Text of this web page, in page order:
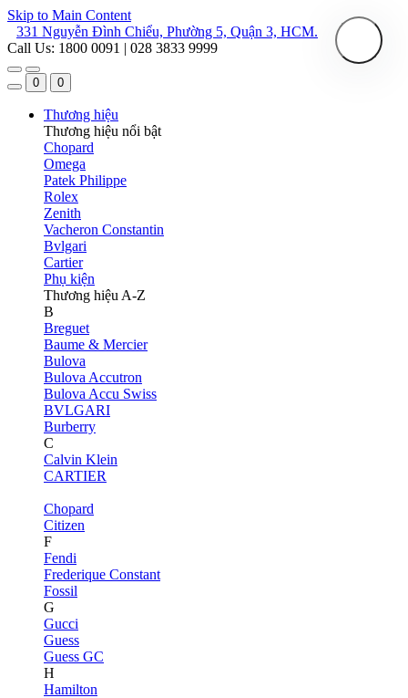
Skip to Main Content
331 Nguyễn Đình Chiểu, Phường 5, Quận 3, HCM.
Call Us: 1800 0091 | 028 3833 9999
0 0
Thương hiệu
Thương hiệu nổi bật
Chopard
Omega
Patek Philippe
Rolex
Zenith
Vacheron Constantin
Bvlgari
Cartier
Phụ kiện
Thương hiệu A-Z
B
Breguet
Baume & Mercier
Bulova
Bulova Accutron
Bulova Accu Swiss
BVLGARI
Burberry
C
Calvin Klein
CARTIER
Chopard
Citizen
F
Fendi
Frederique Constant
Fossil
G
Gucci
Guess
Guess GC
H
Hamilton